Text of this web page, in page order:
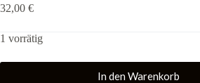
32,00 €
1 vorrätig
In den Warenkorb